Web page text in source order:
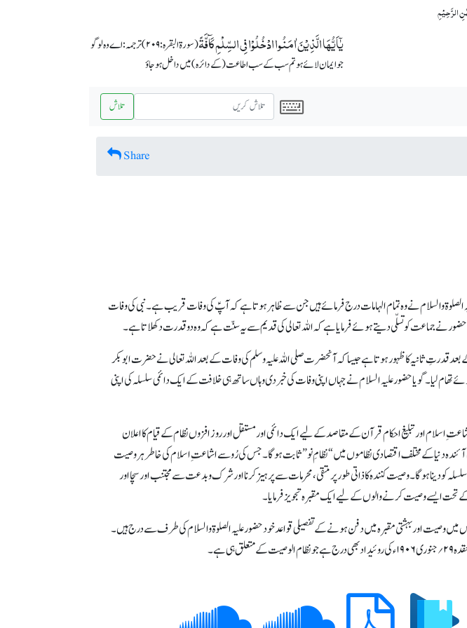
الرَّحِیۡمِ
یٰۤاَیُّہَا الَّذِیۡنَ اٰمَنُوا ادۡخُلُوۡا فِی السِّلۡمِ کَآفَّۃً
(سورة البقرہ: ۲۰۹) ترجمہ :اے وہ لوگو
جو ایمان لائے ہو تم سب کے سب اطاعت (کے دائرہ) میں داخل ہو جاؤ
تلاش
Share
علیہ الصلوۃ والسلام نے وہ تمام الہامات درج فرمائے ہیں جن سے ظاہر ہوتا ہے کہ آپؑ کی وفات قریب ہے۔ نبی کی وفات
نے جماعت کو تسلّی دیتے ہوئے فرمایا ہے کہ اللہ تعالی کی قدیم سے یہ سنّت ہے کہ وہ دو قدرت دکھلاتا ہے۔
ہوتا ہے (۲) اور نبی کی وفات کے بعد قدرتِ ثانیہ کا ظہور ہوتا ہے جیسا کہ آنحضرت صلی اللہ علیہ وسلم کی وفات کے بعد اللہ تعالی نے حضرت ابوبکر
تھام لیا۔ گویا حضور علیہ السلام نے جہاں اپنی وفات کی خبر دی وہاں ساتھ ہی خلافت کے ایک دائمی سلسلہ کی اپنی
اسلام اور تبلیغ احکام قرآن کے مقاصد کے لیے ایک دائمی اور مستقل اور روز افزوں نظام کے قیام کا اعلان
دنیا کے مختلف اقتصادی نظاموں میں “نظامِ نو” ثابت ہوگا۔ جس کی رُو سے اشاعتِ اسلام کی خاطر ہر وصیت
کو دینا ہوگا۔وصیت کنندہ کا ذاتی طور پر متقی، محرمات سے پرہیز کرنا اور شرک و بدعت سے مجتنب اور سچا اور
تحت ایسے وصیت کرنے والوں کے لیے ایک مقبرہ تجویز فرمایا۔
وصیت اور بہشتی مقبرہ میں دفن ہونے کے تفصیلی قواعد خود حضور علیہ الصلوۃ والسلام کی طرف سے درج ہیں۔
ہی ہے۔